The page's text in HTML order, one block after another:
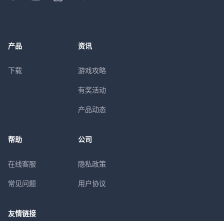
产品
下载
资讯
游戏攻略
有奖活动
产品动态
帮助
在线客服
常见问题
公司
隐私政策
用户协议
友情链接